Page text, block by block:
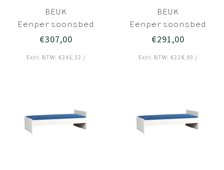
BEUK
Eenpersoonsbed
90x220 Nebraska
€307,00
Excl. BTW: €241,32 /
BEUK
Eenpersoonsbed
90x210 Nebraska
€291,00
Excl. BTW: €228,93 /